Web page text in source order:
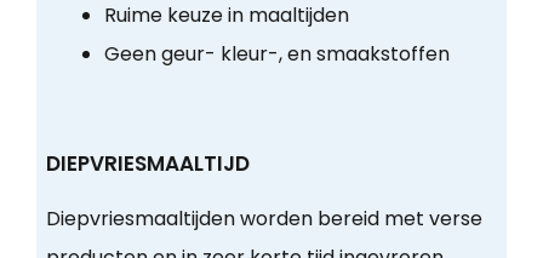
Ruime keuze in maaltijden
Geen geur- kleur-, en smaakstoffen
DIEPVRIESMAALTIJD
Diepvriesmaaltijden worden bereid met verse